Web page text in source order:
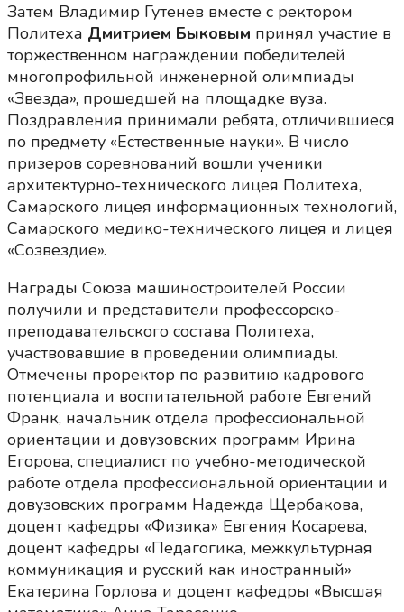
Затем Владимир Гутенев вместе с ректором
Политеха Дмитрием Быковым принял участие в
торжественном награждении победителей
многопрофильной инженерной олимпиады
«Звезда», прошедшей на площадке вуза.
Поздравления принимали ребята, отличившиеся
по предмету «Естественные науки». В число
призеров соревнований вошли ученики
архитектурно-технического лицея Политеха,
Самарского лицея информационных технологий,
Самарского медико-технического лицея и лицея
«Созвездие».
Награды Союза машиностроителей России
получили и представители профессорско-
преподавательского состава Политеха,
участвовавшие в проведении олимпиады.
Отмечены проректор по развитию кадрового
потенциала и воспитательной работе Евгений
Франк, начальник отдела профессиональной
ориентации и довузовских программ Ирина
Егорова, специалист по учебно-методической
работе отдела профессиональной ориентации и
довузовских программ Надежда Щербакова,
доцент кафедры «Физика» Евгения Косарева,
доцент кафедры «Педагогика, межкультурная
коммуникация и русский как иностранный»
Екатерина Горлова и доцент кафедры «Высшая